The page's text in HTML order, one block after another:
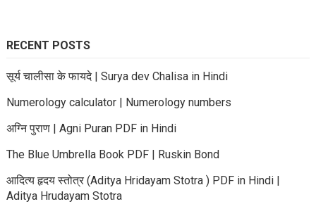
RECENT POSTS
सूर्य चालीसा के फायदे | Surya dev Chalisa in Hindi
Numerology calculator | Numerology numbers
अग्नि पुराण | Agni Puran PDF in Hindi
The Blue Umbrella Book PDF | Ruskin Bond
आदित्य हृदय स्तोत्र (Aditya Hridayam Stotra ) PDF in Hindi |
Aditya Hrudayam Stotra